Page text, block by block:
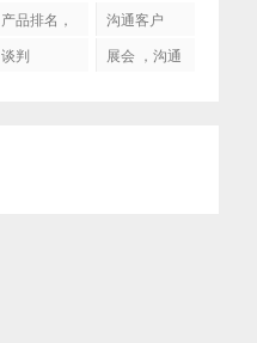
产品排名，
沟通客户
谈判
展会 ，沟通